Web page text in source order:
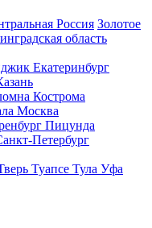
Россия Золотое
область
Екатеринбург
Кострома
Москва
Пицунда
Петербург
Туапсе Тула Уфа